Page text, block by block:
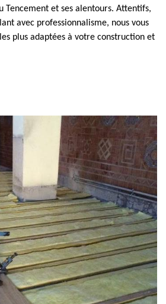
Tencement et ses alentours. Attentifs,
avec professionnalisme, nous vous
plus adaptées à votre construction et